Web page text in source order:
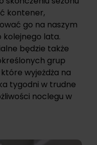
kontener,
go na naszym
kolejnego lata.
będzie także
grup
wyjeżdża na
tygodni w trudne
noclegu w